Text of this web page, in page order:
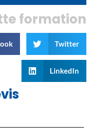
formation
Twitter
LinkedIn